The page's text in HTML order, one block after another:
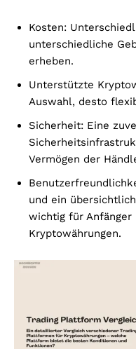
Kosten:
unterschiedliche
erheben.
Unterstützte
Auswahl, desto
Sicherheit: Eine
Vermögen der
und ein
wichtig für Anfänger
Kryptowährungen.